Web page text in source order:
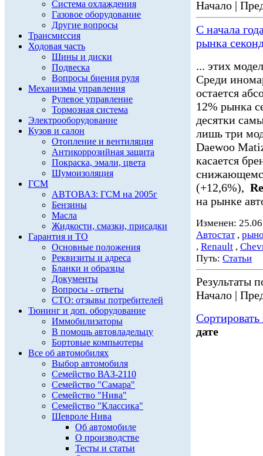
Система охлаждения
Газовое оборудование
Другие вопросы
Трансмиссия
Ходовая часть
Шины и диски
Подвеска
Вопросы биения руля
Механизмы управления
Рулевое управление
Тормозная система
Электрооборудование
Кузов и салон
Отопление и вентиляция
Антикоррозийная защита
Покраска, эмали, цвета
Шумоизоляция
ГСМ
АВТОВАЗ: ГСМ на 2005г
Бензины
Масла
Жидкости, смазки, присадки
Гарантия и ТО
Основные положения
Реквизиты и адреса
Бланки и образцы
Документы
Вопросы - ответы
СТО: отзывы потребителей
Тюнинг и доп. оборудование
Иммобилизаторы
В помощь автовладельцу
Бортовые компьютеры
Все об автомобилях
Выбор автомобиля
Семейство ВАЗ-2110
Семейство "Самара"
Семейство "Нива"
Семейство "Классика"
Шевроле Нива
Об автомобиле
О производстве
Тесты и статьи
Начало |
С начала
рынка
... этих
Среди
остается
12% рынка
десятки
лишь три
Daewoo
касается
(+12,6%),
на рынке
Изменен:
Автостат,
, Renault ,
Путь: Статьи
Результаты
Начало |
дате